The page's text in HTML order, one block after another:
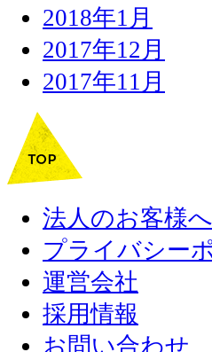
2018年1月
2017年12月
2017年11月
法人のお客様へ
プライバシー
運営会社
採用情報
お問い合わせ